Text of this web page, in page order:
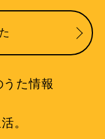
た情報
。